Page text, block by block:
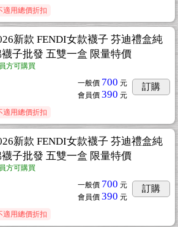
適用總價折扣
新款 FENDI女款襪子 芬迪禮盒純
子批發 五雙一盒 限量特價
方可購買
一般價 700 元
會員價 390 元
訂購
適用總價折扣
新款 FENDI女款襪子 芬迪禮盒純
子批發 五雙一盒 限量特價
方可購買
一般價 700 元
會員價 390 元
訂購
適用總價折扣